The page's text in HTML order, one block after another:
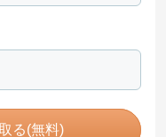
る(無料)